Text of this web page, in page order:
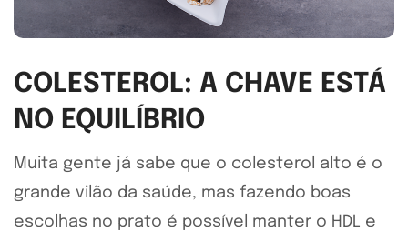
COLESTEROL: A CHAVE ESTÁ
NO EQUILÍBRIO
Muita gente já sabe que o colesterol alto é o
grande vilão da saúde, mas fazendo boas
escolhas no prato é possível manter o HDL e